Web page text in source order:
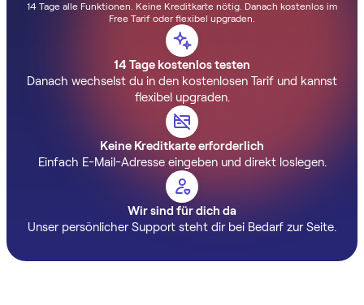
14 Tage alle Funktionen. Keine Kreditkarte nötig. Danach kostenlos im
Free Tarif oder flexibel upgraden.
14 Tage kostenlos testen
Danach wechselst du in den kostenlosen Tarif und kannst
flexibel upgraden.
Keine Kreditkarte erforderlich
Einfach E-Mail-Adresse eingeben und direkt loslegen.
Wir sind für dich da
Unser persönlicher Support steht dir bei Bedarf zur Seite.